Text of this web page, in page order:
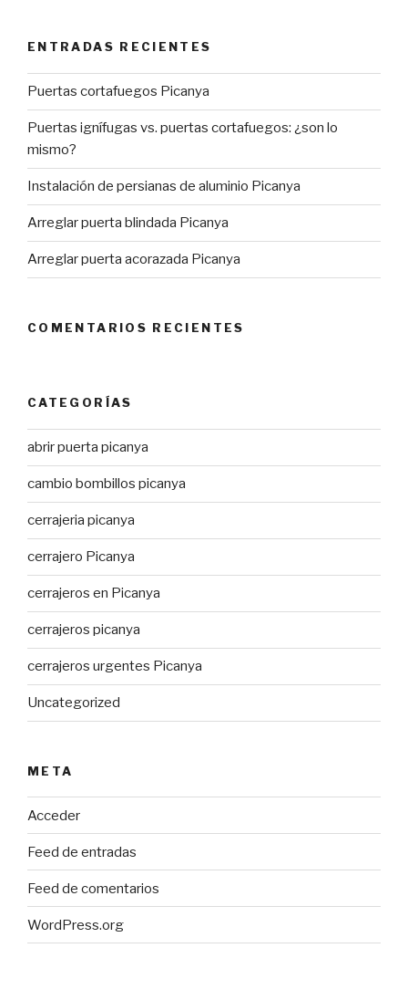
ENTRADAS RECIENTES
Puertas cortafuegos Picanya
Puertas ignífugas vs. puertas cortafuegos: ¿son lo
mismo?
Instalación de persianas de aluminio Picanya
Arreglar puerta blindada Picanya
Arreglar puerta acorazada Picanya
COMENTARIOS RECIENTES
CATEGORÍAS
abrir puerta picanya
cambio bombillos picanya
cerrajeria picanya
cerrajero Picanya
cerrajeros en Picanya
cerrajeros picanya
cerrajeros urgentes Picanya
Uncategorized
META
Acceder
Feed de entradas
Feed de comentarios
WordPress.org